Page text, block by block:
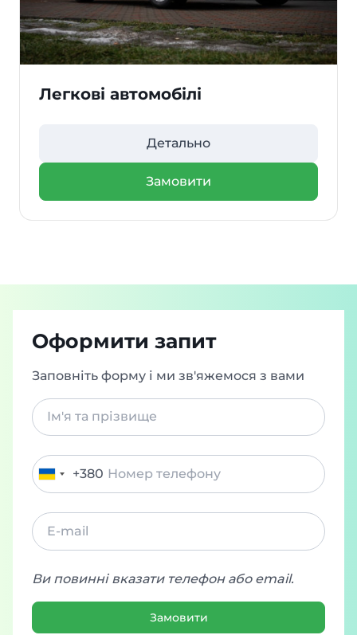
Легкові автомобілі
Детально
Замовити
Оформити запит
Заповніть форму і ми зв'яжемося з вами
Ukraine
+380
+380
Ви повинні вказати телефон або email.
Замовити